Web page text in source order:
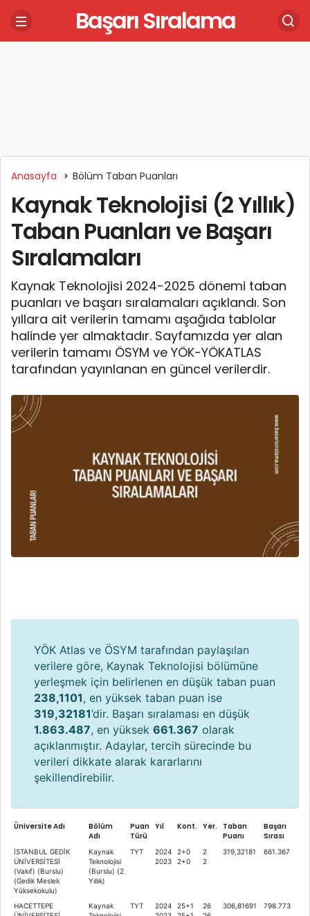
Başarı Sıralama
Anasayfa Bölüm Taban Puanları
Kaynak Teknolojisi (2 Yıllık)
Taban Puanları ve Başarı
Sıralamaları
Kaynak Teknolojisi 2024-2025 dönemi taban
puanları ve başarı sıralamaları açıklandı. Son
yıllara ait verilerin tamamı aşağıda tablolar
halinde yer almaktadır. Sayfamızda yer alan
verilerin tamamı ÖSYM ve YÖK-YÖKATLAS
tarafından yayınlanan en güncel verilerdir.
YÖK Atlas ve ÖSYM tarafından paylaşılan
verilere göre, Kaynak Teknolojisi bölümüne
yerleşmek için belirlenen en düşük taban puan
238,1101, en yüksek taban puan ise
319,32181’dir. Başarı sıralaması en düşük
1.863.487, en yüksek 661.367 olarak
açıklanmıştır. Adaylar, tercih sürecinde bu
verileri dikkate alarak kararlarını
şekillendirebilir.
Üniversite Adı
Bölüm
Adı
Puan
Türü
Yıl Kont. Yer.
Taban
Puanı
Başarı
Sırası
İSTANBUL GEDİK
ÜNİVERSİTESİ
(Vakıf) (Burslu)
(Gedik Meslek
Yüksekokulu)
Kaynak
Teknolojisi
(Burslu) (2
Yıllık)
TYT
2024
2023
2+0
2+0
2
2
319,32181 661.367
HACETTEPE
Kaynak
TYT
2024
25+1
26
306,81691 798.773